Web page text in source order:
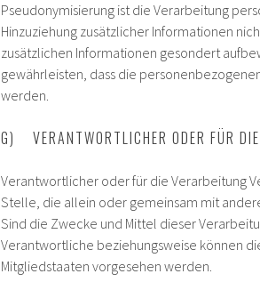
Pseudonymisierung ist die Verarbeitung
Hinzuziehung zusätzlicher Informationen
zusätzlichen Informationen gesondert
gewährleisten, dass die
werden.
G) VERANTWORTLICHER ODER FÜR
Verantwortlicher oder für die Verarbeitung
Stelle, die allein oder gemeinsam mit
Sind die Zwecke und Mittel dieser
Verantwortliche beziehungsweise können
Mitgliedstaaten vorgesehen werden.